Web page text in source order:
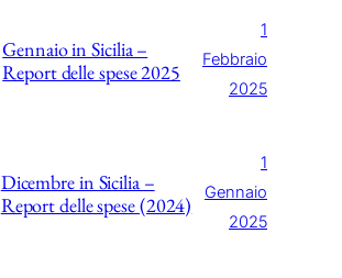
Gennaio in Sicilia –
Report delle spese 2025
1
Febbraio
2025
Dicembre in Sicilia –
Report delle spese (2024)
1
Gennaio
2025